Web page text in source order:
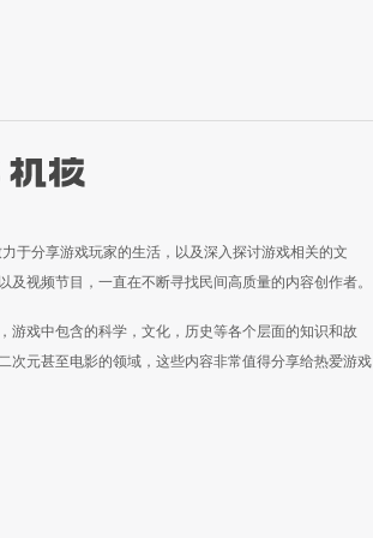
于分享游戏玩家的生活，以及深入探讨游戏相关的文
及视频节目，一直在不断寻找民间高质量的内容创作者。
游戏中包含的科学，文化，历史等各个层面的知识和故
次元甚至电影的领域，这些内容非常值得分享给热爱游戏